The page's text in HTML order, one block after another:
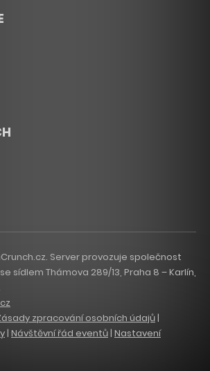
Server provozuje společnost
sídlem Thámova 289/13, Praha 8 – Karlín,
zpracování osobních údajů |
| Návštěvní řád eventů | Nastavení